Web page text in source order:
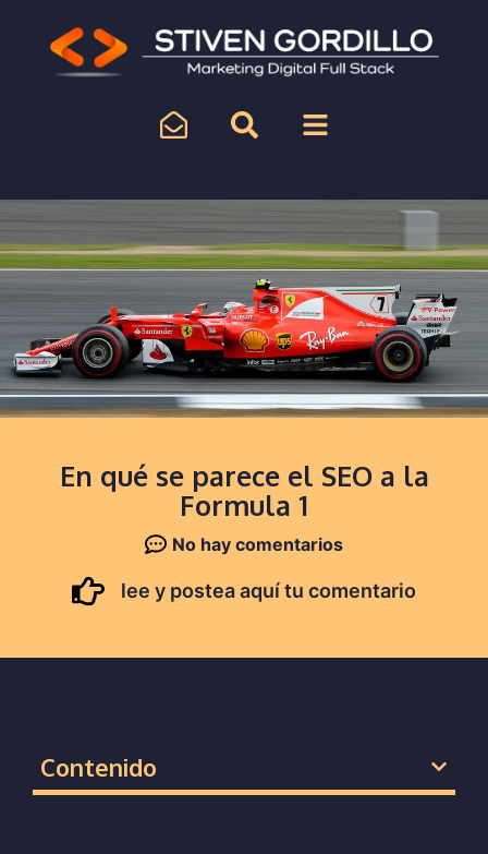
En qué se parece el SEO a la
Formula 1
No hay comentarios
lee y postea aquí tu comentario
Contenido